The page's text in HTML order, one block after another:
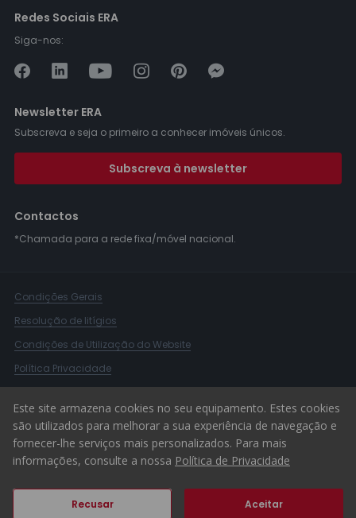
Redes Sociais ERA
Siga-nos:
Newsletter ERA
Subscreva e seja o primeiro a conhecer imóveis únicos.
Subscreva à newsletter
Contactos
*Chamada para a rede fixa/móvel nacional.
Condições Gerais
Resolução de litígios
Condições de Utilização do Website
Política Privacidade
Canal de Denúncias
© 2026 ERA Portugal
Este site armazena cookies no seu equipamento. Estes cookies
são utilizados para melhorar a sua experiência de navegação e
fornecer-lhe serviços mais personalizados. Para mais
informações, consulte a nossa Política de Privacidade
Recusar Aceitar